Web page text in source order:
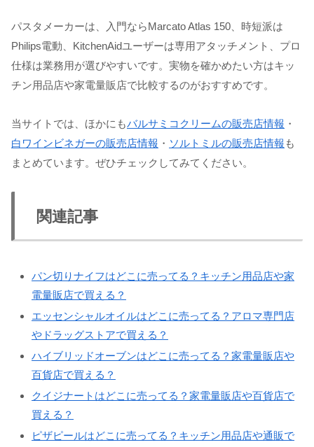
パスタメーカーは、入門ならMarcato Atlas 150、時短派は
Philips電動、KitchenAidユーザーは専用アタッチメント、プロ
仕様は業務用が選びやすいです。実物を確かめたい方はキッ
チン用品店や家電量販店で比較するのがおすすめです。
当サイトでは、ほかにもバルサミコクリームの販売店情報 ・
白ワインビネガーの販売店情報 ・ ソルトミルの販売店情報 も
まとめています。ぜひチェックしてみてください。
関連記事
パン切りナイフはどこに売ってる？キッチン用品店や家
電量販店で買える？
エッセンシャルオイルはどこに売ってる？アロマ専門店
やドラッグストアで買える？
ハイブリッドオーブンはどこに売ってる？家電量販店や
百貨店で買える？
クイジナートはどこに売ってる？家電量販店や百貨店で
買える？
ピザピールはどこに売ってる？キッチン用品店や通販で